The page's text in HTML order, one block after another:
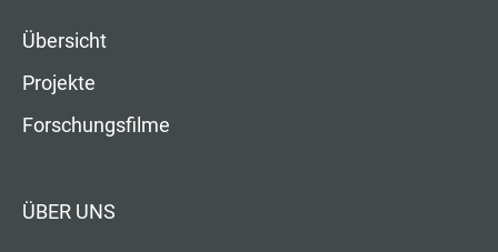
Übersicht
Projekte
Forschungsfilme
ÜBER UNS